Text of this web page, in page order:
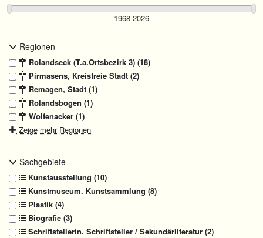
Regionen
Rolandseck (T.a.Ortsbezirk 3) (18)
Pirmasens, Kreisfreie Stadt (2)
Remagen, Stadt (1)
Rolandsbogen (1)
Wolfenacker (1)
Zeige mehr Regionen
Sachgebiete
Kunstausstellung (10)
Kunstmuseum. Kunstsammlung (8)
Plastik (4)
Biografie (3)
Schriftstellerin. Schriftsteller / Sekundärliteratur (2)